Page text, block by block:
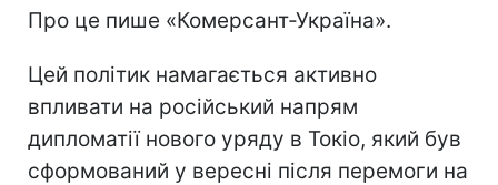
Про це пише «Комерсант-Україна».
Цей політик намагається активно
впливати на російський напрям
дипломатії нового уряду в Токіо, який був
сформований у вересні після перемоги на